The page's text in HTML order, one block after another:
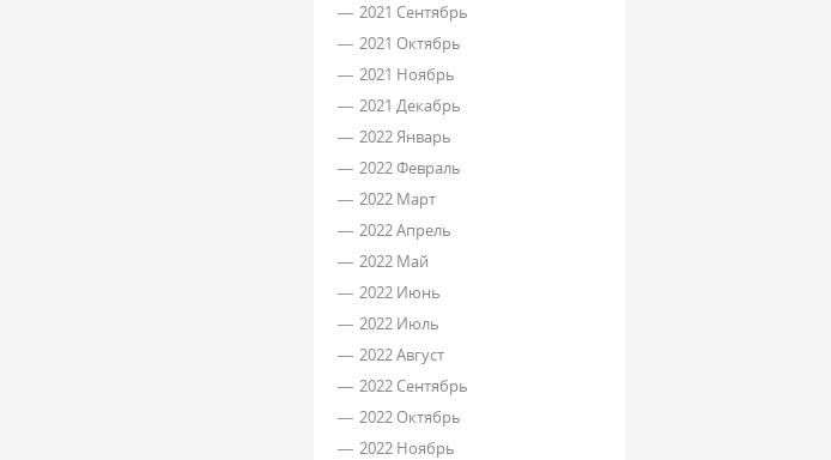
2021 Сентябрь
2021 Октябрь
2021 Ноябрь
2021 Декабрь
2022 Январь
2022 Февраль
2022 Март
2022 Апрель
2022 Май
2022 Июнь
2022 Июль
2022 Август
2022 Сентябрь
2022 Октябрь
2022 Ноябрь